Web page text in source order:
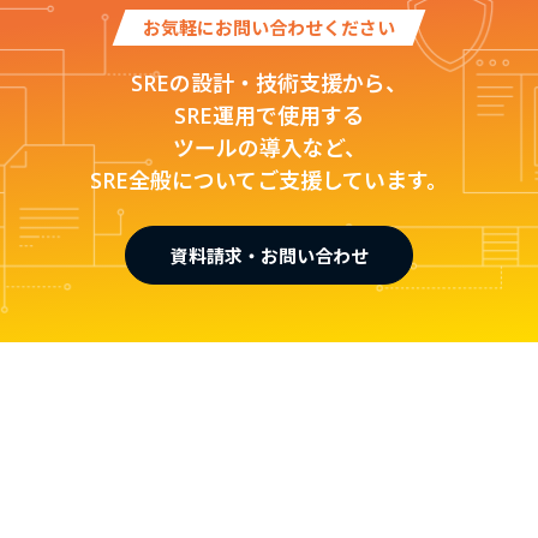
お気軽にお問い合わせください
SREの設計・技術支援から、
SRE運用で使用する
ツールの導入など、
SRE全般についてご支援しています。
資料請求・お問い合わせ